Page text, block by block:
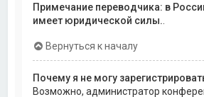
Примечание переводчика: в
имеет юридической силы.
Вернуться к началу
Почему я не могу
Возможно, администратор